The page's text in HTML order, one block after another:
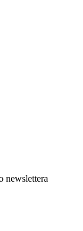
newslettera